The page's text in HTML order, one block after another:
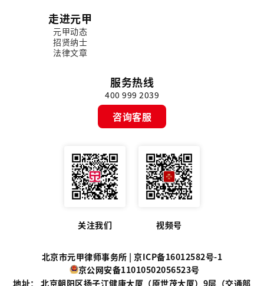
走进元甲
元甲动态
招贤纳士
法律文章
服务热线
400 999 2039
咨询客服
关注我们 视频号
北京市元甲律师事务所 |京ICP备16012582号-1
京公网安备11010502056523号
地址： 北京朝阳区扬子江健康大厦（原世茂大厦）9层（交通部